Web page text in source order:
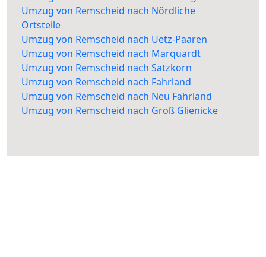
Umzug von Remscheid nach Nördliche
Ortsteile
Umzug von Remscheid nach Uetz-Paaren
Umzug von Remscheid nach Marquardt
Umzug von Remscheid nach Satzkorn
Umzug von Remscheid nach Fahrland
Umzug von Remscheid nach Neu Fahrland
Umzug von Remscheid nach Groß Glienicke